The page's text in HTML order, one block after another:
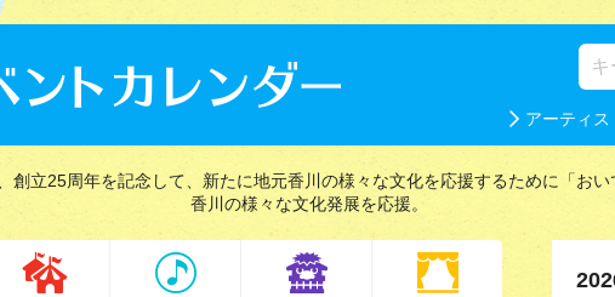
アーティス
創立25周年を記念して、新たに地元香川の様々な文化を応援するために「おい
香川の様々な文化発展を応援。